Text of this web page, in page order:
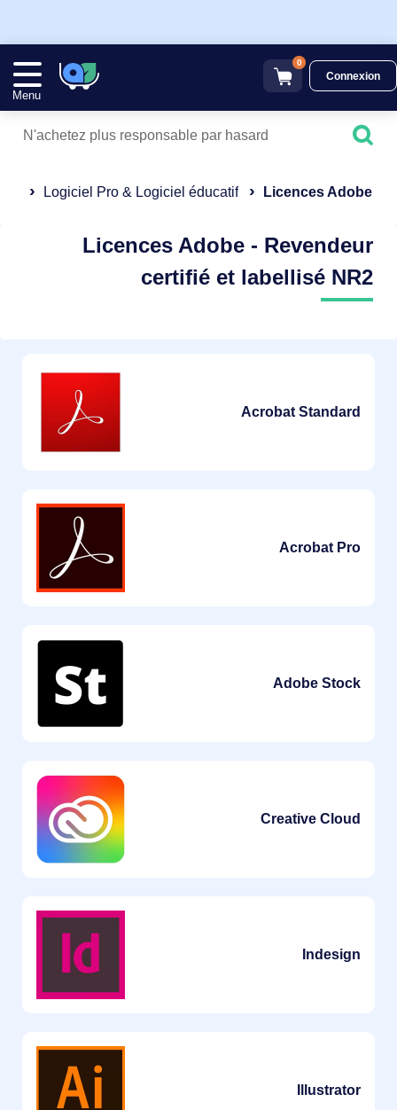
Menu
0
Connexion
Logiciel Pro & Logiciel éducatif Licences Adobe
Licences Adobe - Revendeur
certifié et labellisé NR2
Acrobat Standard
Acrobat Pro
Adobe Stock
Creative Cloud
Indesign
Illustrator